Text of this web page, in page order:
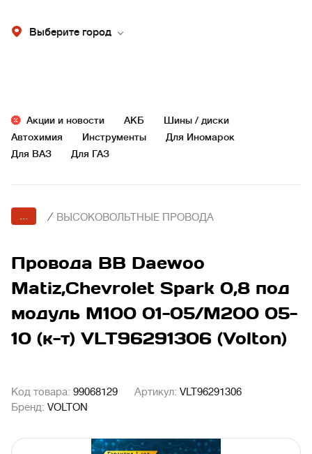
Выберите город
Акции и новости АКБ
Шины / диски
Автохимия
Инструменты
Для Иномарок
Для ВАЗ
Для ГАЗ
... / ВЫСОКОВОЛЬТНЫЕ ПРОВОДА
Провода ВВ Daewoo
Matiz,Chevrolet Spark 0,8 под
модуль M100 01-05/M200 05-
10 (к-т) VLT96291306 (Volton)
Код товара: 99068129 Артикул: VLT96291306
Бренд: VOLTON